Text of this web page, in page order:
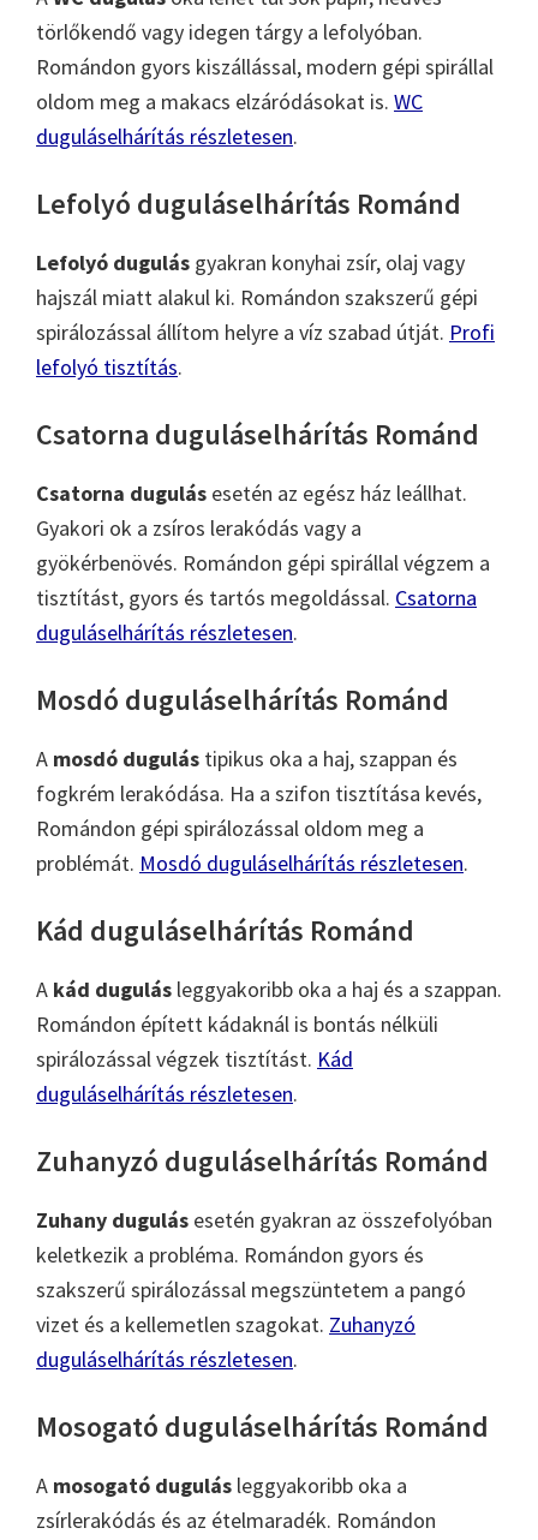
törlőkendő vagy idegen tárgy a lefolyóban.
Romándon gyors kiszállással, modern gépi spirállal
oldom meg a makacs elzáródásokat is. WC
duguláselhárítás részletesen.
Lefolyó duguláselhárítás Románd
Lefolyó dugulás gyakran konyhai zsír, olaj vagy
hajszál miatt alakul ki. Romándon szakszerű gépi
spirálozással állítom helyre a víz szabad útját. Profi
lefolyó tisztítás.
Csatorna duguláselhárítás Románd
Csatorna dugulás esetén az egész ház leállhat.
Gyakori ok a zsíros lerakódás vagy a
gyökérbenövés. Romándon gépi spirállal végzem a
tisztítást, gyors és tartós megoldással. Csatorna
duguláselhárítás részletesen.
Mosdó duguláselhárítás Románd
A mosdó dugulás tipikus oka a haj, szappan és
fogkrém lerakódása. Ha a szifon tisztítása kevés,
Romándon gépi spirálozással oldom meg a
problémát. Mosdó duguláselhárítás részletesen.
Kád duguláselhárítás Románd
A kád dugulás leggyakoribb oka a haj és a szappan.
Romándon épített kádaknál is bontás nélküli
spirálozással végzek tisztítást. Kád
duguláselhárítás részletesen.
Zuhanyzó duguláselhárítás Románd
Zuhany dugulás esetén gyakran az összefolyóban
keletkezik a probléma. Romándon gyors és
szakszerű spirálozással megszüntetem a pangó
vizet és a kellemetlen szagokat. Zuhanyzó
duguláselhárítás részletesen.
Mosogató duguláselhárítás Románd
A mosogató dugulás leggyakoribb oka a
zsírlerakódás és az ételmaradék. Romándon